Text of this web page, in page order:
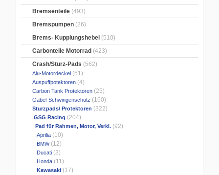
Bremsenteile (493)
Bremspumpen (26)
Brems- Kupplungshebel (510)
Carbonteile Motorrad (423)
Crash/Sturz-Pads (562)
Alu-Motordeckel (51)
Auspuffpotektoren (4)
Carbon Tank Protektoren (25)
Gabel-Schwingenschutz (160)
Sturzpads/ Protektoren (322)
GSG Racing (204)
Pad für Rahmen, Motor, Verkl. (92)
Aprilia (10)
BMW(12)
Ducati (3)
Honda (11)
Kawasaki (17)